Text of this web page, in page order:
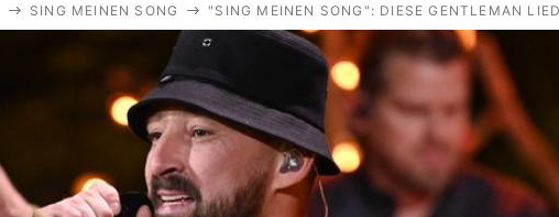
Royals
Filme & Serien
Lifestyle
Familie & Liebe
SING MEINEN SONG "SING MEINEN SONG": DIESE GENTLEMAN